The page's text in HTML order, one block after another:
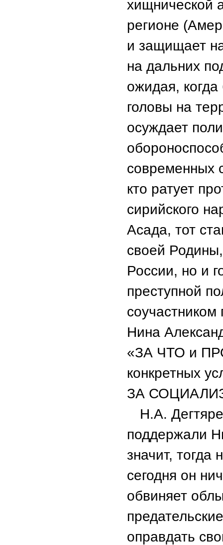
хищнической
регионе
и защищает
на дальних
ожидая,
головы на
осуждает
современных
кто ратует
сирийского
Асада, тот
своей
России, но и
преступной
Нина
«ЗА ЧТО и
конкретных
ЗА
Н.А.
поддержали
значит,
сегодня он
обвиняет
оправдать